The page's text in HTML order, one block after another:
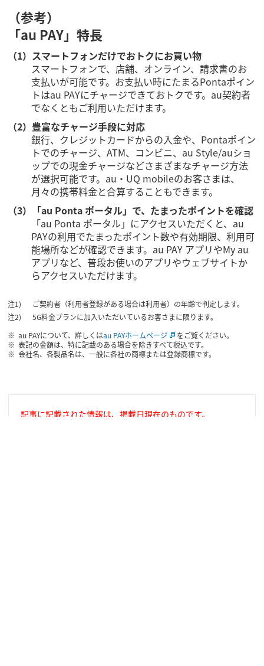
（参考）
「au PAY」特長
（1）スマートフォンだけでおトクにお買い物
スマートフォンで、店舗、オンライン、請求書のお
支払いが可能です。お支払い時にたまるPontaポイン
トはau PAYにチャージできておトクです。au契約者
でなくともご利用いただけます。
（2）豊富なチャージ手段に対応
銀行、クレジットカードからの入金や、Pontaポイン
トでのチャージ、ATM、コンビニ、au Style/auショ
ップでの現金チャージなどさまざまなチャージ方法
が選択可能です。au・UQ mobileのお客さまは、
月々の携帯料金と合算することもできます。
（3）「au Ponta ポータル」で、たまったポイントを確認
「au Ponta ポータル」にアクセスいただくと、au
PAYの利用でたまったポイント数や有効期限、利用可
能場所などが確認できます。au PAY アプリやMy au
アプリなど、普段お使いのアプリやウェブサイトか
らアクセスいただけます。
ご契約者（利用者登録がある場合は利用者）の年齢で判定します。
5G料金プランに加入いただいているお客さまに限ります。
au PAYについて、詳しくはau PAYホームページ
をご覧ください。
表記の金額は、特に記載のある場合を除きすべて税込です。
会社名、各製品名は、一般に各社の商標または登録商標です。
記事に記載された情報は、掲載日現在のものです。